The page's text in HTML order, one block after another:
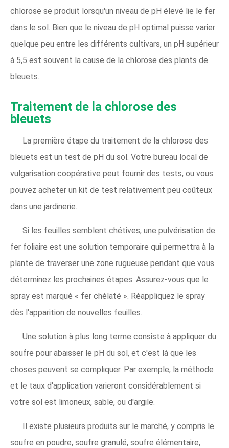
chlorose se produit lorsqu'un niveau de pH élevé lie le fer
dans le sol. Bien que le niveau de pH optimal puisse varier
quelque peu entre les différents cultivars, un pH supérieur
à 5,5 est souvent la cause de la chlorose des plants de
bleuets.
Traitement de la chlorose des
bleuets
La première étape du traitement de la chlorose des
bleuets est un test de pH du sol. Votre bureau local de
vulgarisation coopérative peut fournir des tests, ou vous
pouvez acheter un kit de test relativement peu coûteux
dans une jardinerie.
Si les feuilles semblent chétives, une pulvérisation de
fer foliaire est une solution temporaire qui permettra à la
plante de traverser une zone rugueuse pendant que vous
déterminez les prochaines étapes. Assurez-vous que le
spray est marqué « fer chélaté ». Réappliquez le spray
dès l'apparition de nouvelles feuilles.
Une solution à plus long terme consiste à appliquer du
soufre pour abaisser le pH du sol, et c'est là que les
choses peuvent se compliquer. Par exemple, la méthode
et le taux d'application varieront considérablement si
votre sol est limoneux, sable, ou d'argile.
Il existe plusieurs produits sur le marché, y compris le
soufre en poudre, soufre granulé, soufre élémentaire,